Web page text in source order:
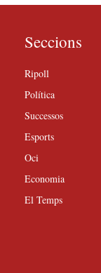
Seccions
Ripoll
Política
Successos
Esports
Oci
Economia
El Temps